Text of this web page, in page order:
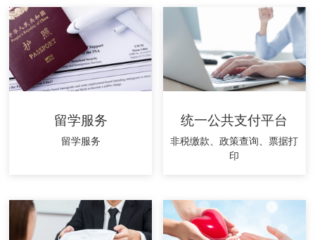
留学服务
留学服务
统一公共支付平台
非税缴款、政策查询、票据打
印